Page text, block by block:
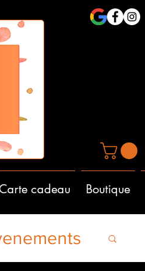
cadeau Boutique